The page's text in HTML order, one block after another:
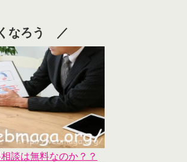
なろう ／
談は無料なのか？？